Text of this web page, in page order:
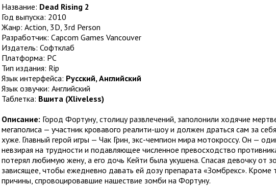
Название: Dead Rising 2
Год выпуска: 2010
Жанр: Action, 3D, 3rd Person
Разработчик: Capcom Games Vancouver
Издатель: Софтклаб
Платформа: PC
Тип издания: Rip
Язык интерфейса: Русский, Английский
Язык озвучки: Английский
Таблетка: Вшита (Xliveless)
Описание: Город Фортуну, столицу развлечений, заполонили ходячие
мегаполиса — участник кровавого реалити-шоу и должен драться сам за
хуже. Главный герой игры — Чак Грин, экс-чемпион мира мотокроссу. Он —
невзирая на трудности и подавляющее численное превосходство
потерял любимую жену, а его дочь Кейти была укушена. Спасая девочку от
зависящее, чтобы ежедневно давать ей дозу препарата «Зомбрекс». Кроме
причины, спровоцировавшие нашествие зомби на Фортуну.